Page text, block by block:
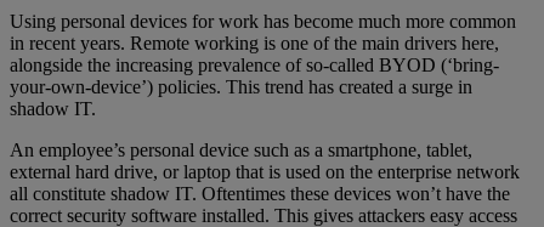
Using personal devices for work has become much more common
in recent years. Remote working is one of the main drivers here,
alongside the increasing prevalence of so-called BYOD (‘bring-
your-own-device’) policies. This trend has created a surge in
shadow IT.
An employee’s personal device such as a smartphone, tablet,
external hard drive, or laptop that is used on the enterprise network
all constitute shadow IT. Oftentimes these devices won’t have the
correct security software installed. This gives attackers easy access